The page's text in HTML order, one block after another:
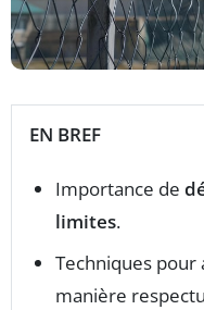
EN BREF
Importance de
limites.
Techniques pour
manière